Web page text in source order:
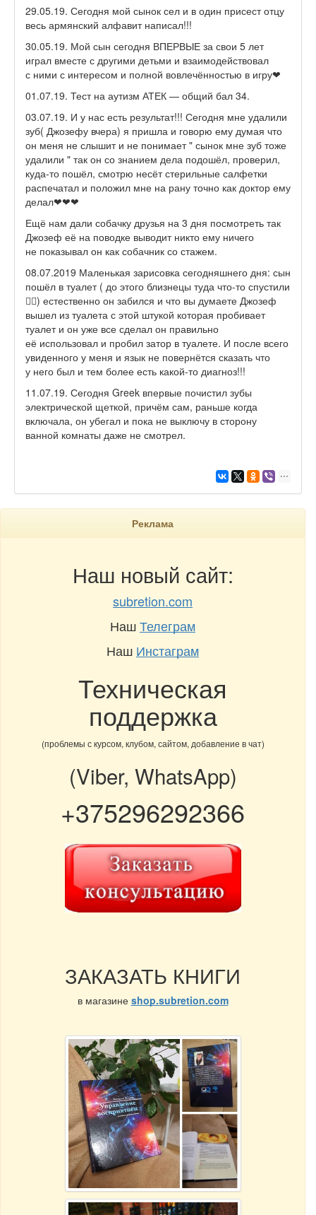
29.05.19. Сегодня мой сынок сел и в один присест отцу
весь армянский алфавит написал!!!
30.05.19. Мой сын сегодня ВПЕРВЫЕ за свои 5 лет
играл вместе с другими детьми и взаимодействовал
с ними с интересом и полной вовлечённостью в игру❤
01.07.19. Тест на аутизм АТЕК — общий бал 34.
03.07.19. И у нас есть результат!!! Сегодня мне удалили
зуб( Джозефу вчера) я пришла и говорю ему думая что
он меня не слышит и не понимает " сынок мне зуб тоже
удалили " так он со знанием дела подошёл, проверил,
куда-то пошёл, смотрю несёт стерильные салфетки
распечатал и положил мне на рану точно как доктор ему
делал❤❤❤
Ещё нам дали собачку друзья на 3 дня посмотреть так
Джозеф её на поводке выводит никто ему ничего
не показывал он как собачник со стажем.
08.07.2019 Маленькая зарисовка сегодняшнего дня: сын
пошёл в туалет ( до этого близнецы туда что-то спустили
🤦‍♀) естественно он забился и что вы думаете Джозеф
вышел из туалета с этой штукой которая пробивает
туалет и он уже все сделал он правильно
её использовал и пробил затор в туалете. И после всего
увиденного у меня и язык не повернётся сказать что
у него был и тем более есть какой-то диагноз!!!
11.07.19. Сегодня Greek впервые почистил зубы
электрической щеткой, причём сам, раньше когда
включала, он убегал и пока не выключу в сторону
ванной комнаты даже не смотрел.
Реклама
Наш новый сайт:
subretion.com
НашТелеграм
Наш Инстаграм
Техническая
поддержка
(проблемы с курсом, клубом, сайтом, добавление в чат)
(Viber, WhatsApp)
+375296292366
ЗАКАЗАТЬ КНИГИ
в магазине shop.subretion.com